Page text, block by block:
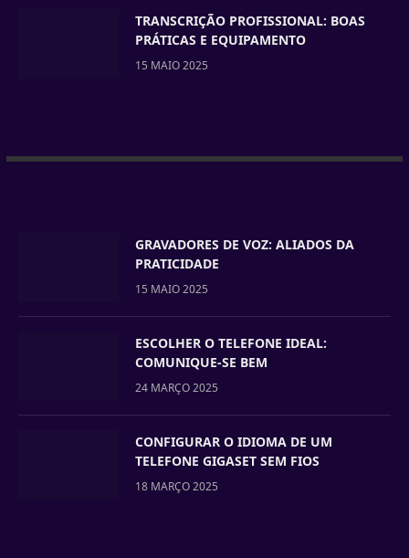
TRANSCRIÇÃO PROFISSIONAL: BOAS
PRÁTICAS E EQUIPAMENTO
15 MAIO 2025
GRAVADORES DE VOZ: ALIADOS DA
PRATICIDADE
15 MAIO 2025
ESCOLHER O TELEFONE IDEAL:
COMUNIQUE-SE BEM
24 MARÇO 2025
CONFIGURAR O IDIOMA DE UM
TELEFONE GIGASET SEM FIOS
18 MARÇO 2025